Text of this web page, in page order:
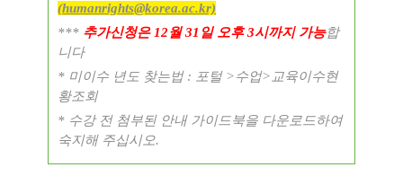
(humanrights@korea.ac.kr)
*** 추가신청은12월31 일 오후3시까지 가능합
니다
* 미이수 년도 찾는법 : 포털 >수업>교육이수현
황조회
* 수강 전 첨부된 안내 가이드북을 다운로드하여
숙지해 주십시오.